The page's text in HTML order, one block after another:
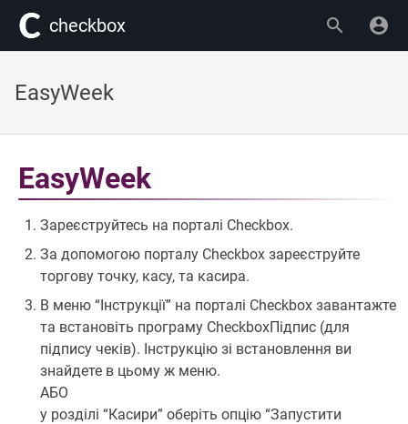
сheckbox
EasyWeek
EasyWeek
Зареєструйтесь на порталі Checkbox.
За допомогою порталу Checkbox зареєструйте
торгову точку, касу, та касира.
В меню “Інструкції” на порталі Checkbox завантажте
та встановіть програму CheckboxПідпис (для
підпису чеків). Інструкцію зі встановлення ви
знайдете в цьому ж меню.
АБО
у розділі “Касири” оберіть опцію “Запустити